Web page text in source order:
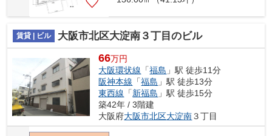
賃貸 | ビル 大阪市北区大淀南３丁目のビル
66万円
大阪環状線 「福島 」駅 徒歩11分
阪神本線 「福島 」駅 徒歩13分
東西線 「新福島 」駅 徒歩15分
築42年 / 3階建
大阪府大阪市北区大淀南３丁目